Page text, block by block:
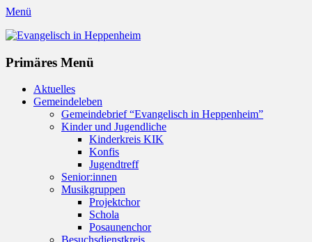
Menü
Evangelisch in Heppenheim
Primäres Menü
Zum
Inhalt
Aktuelles
Gemeindeleben
Gemeindebrief “Evangelisch in Heppenheim”
Kinder und Jugendliche
Kinderkreis KIK
Konfis
Jugendtreff
Senior:innen
Musikgruppen
Projektchor
Schola
Posaunenchor